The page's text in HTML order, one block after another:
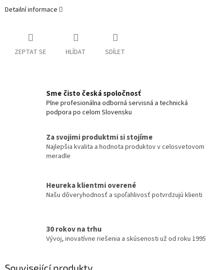
Detailní informace
ZEPTAT SE HLÍDAT SDÍLET
Sme čisto česká spoločnosť
Plne profesionálna odborná servisná a technická
podpora po celom Slovensku
Za svojimi produktmi si stojíme
Najlepšia kvalita a hodnota produktov v celosvetovom
meradle
Heureka klientmi overené
Našu dôveryhodnosť a spoľahlivosť potvrdzujú klienti
30 rokov na trhu
Vývoj, inovatívne riešenia a skúsenosti už od roku 1995
Související produkty